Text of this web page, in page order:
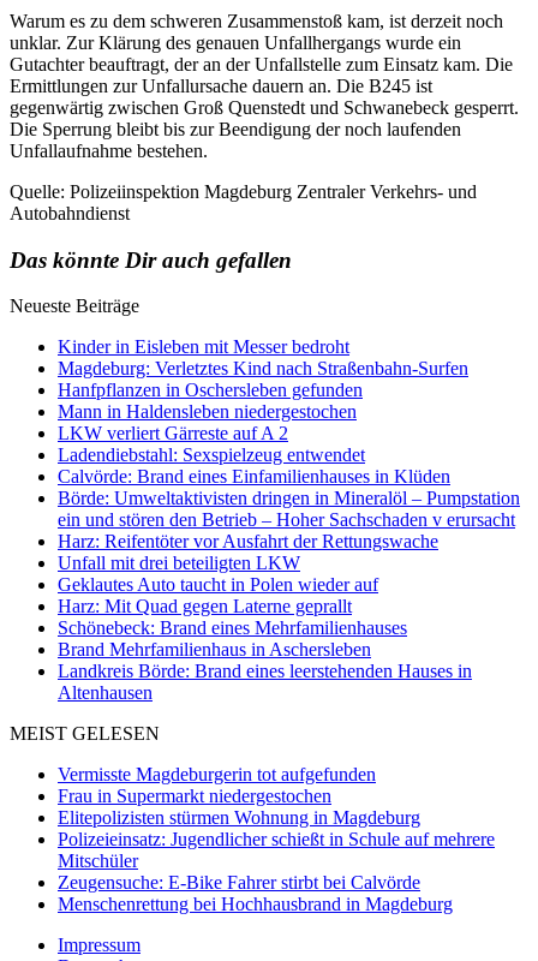
Warum es zu dem schweren Zusammenstoß kam, ist derzeit noch
unklar. Zur Klärung des genauen Unfallhergangs wurde ein
Gutachter beauftragt, der an der Unfallstelle zum Einsatz kam. Die
Ermittlungen zur Unfallursache dauern an. Die B245 ist
gegenwärtig zwischen Groß Quenstedt und Schwanebeck gesperrt.
Die Sperrung bleibt bis zur Beendigung der noch laufenden
Unfallaufnahme bestehen.
Quelle: Polizeiinspektion Magdeburg Zentraler Verkehrs- und
Autobahndienst
Das könnte Dir auch gefallen
Neueste Beiträge
Kinder in Eisleben mit Messer bedroht
Magdeburg: Verletztes Kind nach Straßenbahn-Surfen
Hanfpflanzen in Oschersleben gefunden
Mann in Haldensleben niedergestochen
LKW verliert Gärreste auf A 2
Ladendiebstahl: Sexspielzeug entwendet
Calvörde: Brand eines Einfamilienhauses in Klüden
Börde: Umweltaktivisten dringen in Mineralöl – Pumpstation
ein und stören den Betrieb – Hoher Sachschaden v erursacht
Harz: Reifentöter vor Ausfahrt der Rettungswache
Unfall mit drei beteiligten LKW
Geklautes Auto taucht in Polen wieder auf
Harz: Mit Quad gegen Laterne geprallt
Schönebeck: Brand eines Mehrfamilienhauses
Brand Mehrfamilienhaus in Aschersleben
Landkreis Börde: Brand eines leerstehenden Hauses in
Altenhausen
MEIST GELESEN
Vermisste Magdeburgerin tot aufgefunden
Frau in Supermarkt niedergestochen
Elitepolizisten stürmen Wohnung in Magdeburg
Polizeieinsatz: Jugendlicher schießt in Schule auf mehrere
Mitschüler
Zeugensuche: E-Bike Fahrer stirbt bei Calvörde
Menschenrettung bei Hochhausbrand in Magdeburg
Impressum